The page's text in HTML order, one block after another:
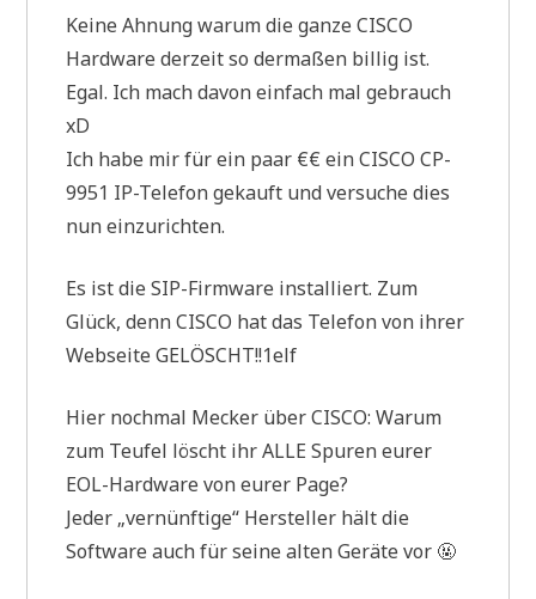
Keine Ahnung warum die ganze CISCO
Hardware derzeit so dermaßen billig ist.
Egal. Ich mach davon einfach mal gebrauch
xD
Ich habe mir für ein paar €€ ein CISCO CP-
9951 IP-Telefon gekauft und versuche dies
nun einzurichten.
Es ist die SIP-Firmware installiert. Zum
Glück, denn CISCO hat das Telefon von ihrer
Webseite GELÖSCHT!!1elf
Hier nochmal Mecker über CISCO: Warum
zum Teufel löscht ihr ALLE Spuren eurer
EOL-Hardware von eurer Page?
Jeder „vernünftige“ Hersteller hält die
Software auch für seine alten Geräte vor 🤬